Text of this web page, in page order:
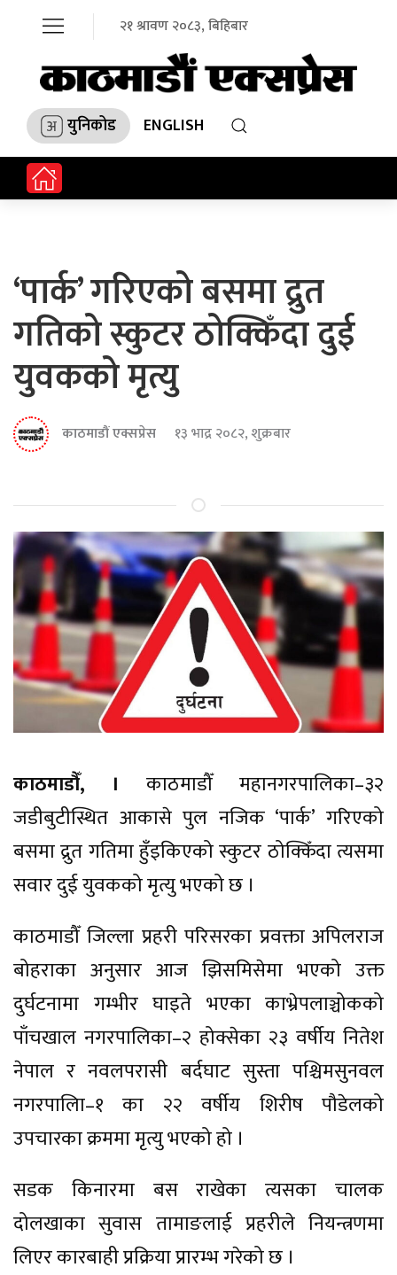
२१ श्रावण २०८३, बिहिबार
युनिकोड ENGLISH
‘पार्क’ गरिएको बसमा द्रुत
गतिको स्कुटर ठोक्किँदा दुई
युवकको मृत्यु
काठमाडौं एक्सप्रेस १३ भाद्र २०८२, शुक्रबार
काठमाडौँ, । काठमाडौँ महानगरपालिका–३२
जडीबुटीस्थित आकासे पुल नजिक ‘पार्क’ गरिएको
बसमा द्रुत गतिमा हुँइकिएको स्कुटर ठोक्किँदा त्यसमा
सवार दुई युवकको मृत्यु भएको छ ।
काठमाडौँ जिल्ला प्रहरी परिसरका प्रवक्ता अपिलराज
बोहराका अनुसार आज झिसमिसेमा भएको उक्त
दुर्घटनामा गम्भीर घाइते भएका काभ्रेपलाञ्चोकको
पाँचखाल नगरपालिका–२ होक्सेका २३ वर्षीय नितेश
नेपाल र नवलपरासी बर्दघाट सुस्ता पश्चिमसुनवल
नगरपालिा–१ का २२ वर्षीय शिरीष पौडेलको
उपचारका क्रममा मृत्यु भएको हो ।
सडक किनारमा बस राखेका त्यसका चालक
दोलखाका सुवास तामाङलाई प्रहरीले नियन्त्रणमा
लिएर कारबाही प्रक्रिया प्रारम्भ गरेको छ ।